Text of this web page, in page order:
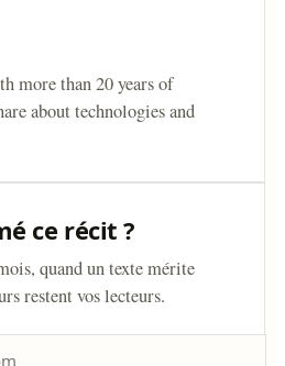
more than 20 years of
about technologies and
ce récit ?
quand un texte mérite
restent vos lecteurs.